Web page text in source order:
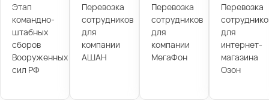
Этап
командно-
штабных
сборов
Вооруженных
сил РФ
Перевозка
сотрудников
для
компании
АШАН
Перевозка
сотрудников
для
компании
МегаФон
Перевозка
для
интернет-
магазина
Озон